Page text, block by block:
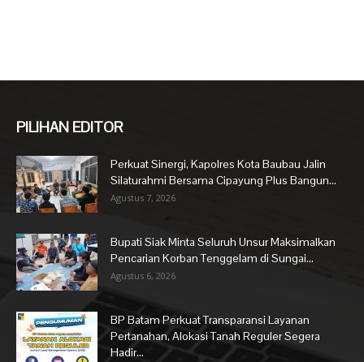
PILIHAN EDITOR
Perkuat Sinergi, Kapolres Kota Baubau Jalin
Silaturahmi Bersama Cipayung Plus Bangun...
Agustus 7, 2026
Bupati Siak Minta Seluruh Unsur Maksimalkan
Pencarian Korban Tenggelam di Sungai...
Agustus 6, 2026
BP Batam Perkuat Transparansi Layanan
Pertanahan, Alokasi Tanah Reguler Segera
Hadir...